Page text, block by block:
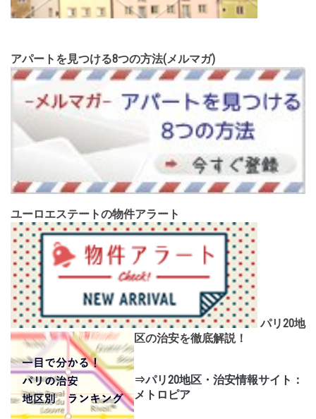
アパートを見つける8つの方法(メルマガ)
ユーロエステートの物件アラート
パリ20地
区の治安を徹底解説！
⇒パリ20地区・治安情報サイト：
メトロピア